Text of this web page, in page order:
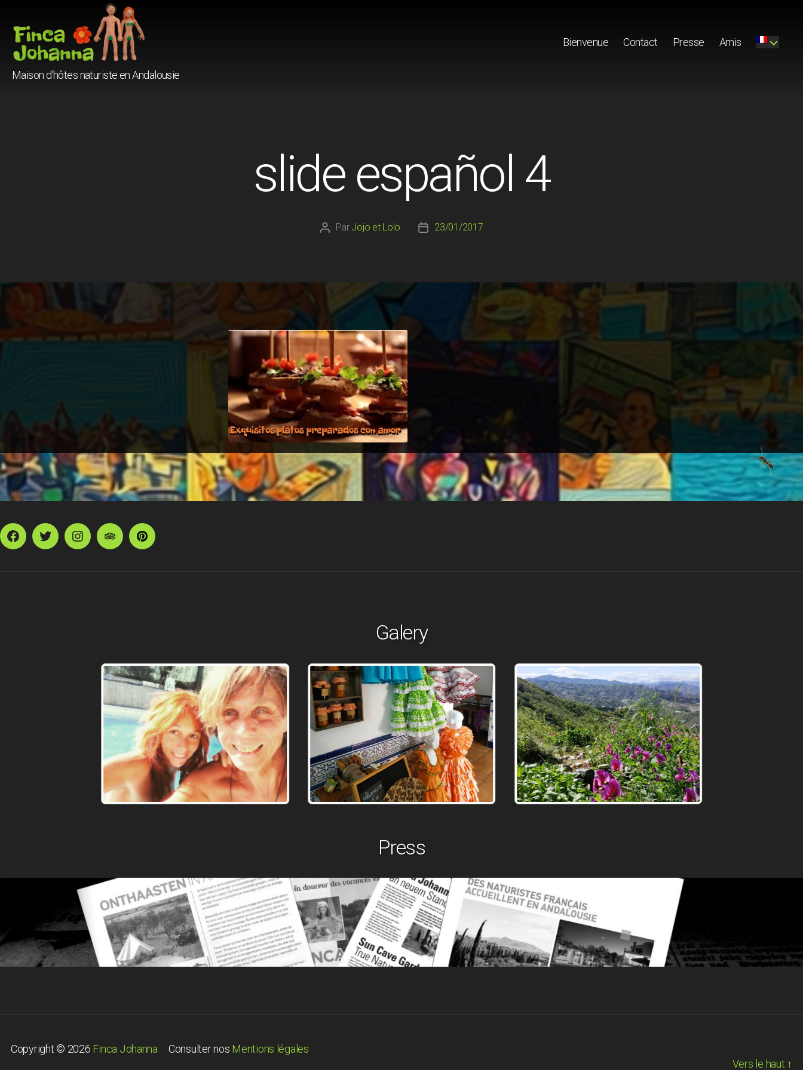
Finca
Johanna
Maison d'hôtes naturiste en Andalousie
Bienvenue Contact Presse Amis
slide español 4
Auteur
Par Jojo et Lolo
Date23/01/2017
FacebookTwitterInstagramTripAdvisorPinterest
Galery
Press
Copyright © 2026 Finca Johanna Consulter nos Mentions légales
Vers le haut ↑